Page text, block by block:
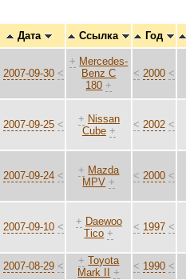
Дата Ссылка Год
2007-09-30 <
+ Mercedes-
Benz C
180 +
< 2000 <
2007-09-25 < + Nissan
Cube +
< 2002 <
2007-09-24 < + Mazda
MPV +
< 2000 <
2007-09-10 < + Daewoo
Tico +
< 1997 <
2007-08-29 < + Toyota
Mark II
+
< 1990 <